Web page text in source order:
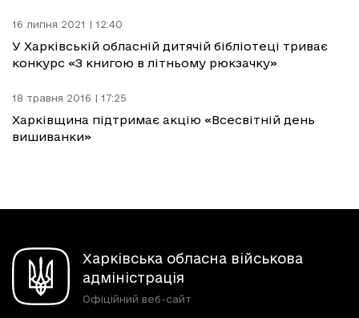
16 липня 2021 | 12:40
У Харківській обласній дитячій бібліотеці триває
конкурс «З книгою в літньому рюкзачку»
18 травня 2016 | 17:25
Харківщина підтримає акцію «Всесвітній день
вишиванки»
Харківська обласна військова
адміністрація
Офіційний веб-сайт